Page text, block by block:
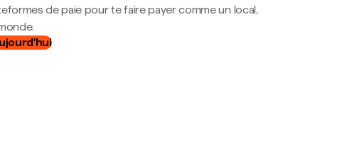
de paie pour te faire payer comme un local,